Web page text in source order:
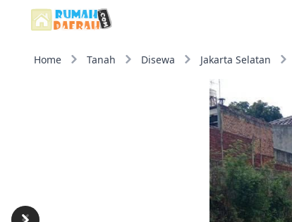
Home Tanah Disewa Jakarta Selatan